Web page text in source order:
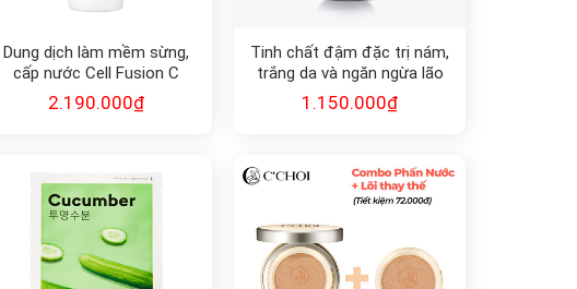
Dung dịch làm mềm sừng,
cấp nước Cell Fusion C
Expert TA TONING BOOSTER
2.190.000₫
Tinh chất đậm đặc trị nám,
trắng da và ngăn ngừa lão
hóa Gold Snail Essence 45ml
1.150.000₫